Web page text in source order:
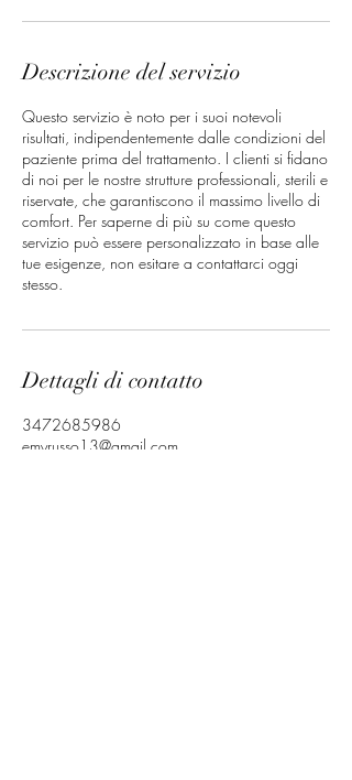
Descrizione del servizio
Questo servizio è noto per i suoi notevoli
risultati, indipendentemente dalle condizioni del
paziente prima del trattamento. I clienti si fidano
di noi per le nostre strutture professionali, sterili e
riservate, che garantiscono il massimo livello di
comfort. Per saperne di più su come questo
servizio può essere personalizzato in base alle
tue esigenze, non esitare a contattarci oggi
stesso.
Dettagli di contatto
3472685986
emyrusso13@gmail.com